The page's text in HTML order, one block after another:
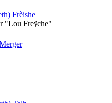
Frèishe
"Lou Freÿche"